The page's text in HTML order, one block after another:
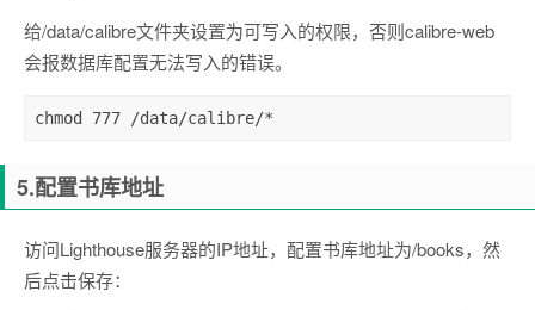
给/data/calibre文件夹设置为可写入的权限，否则calibre-web
会报数据库配置无法写入的错误。
chmod 777 /data/calibre/*
5.配置书库地址
访问Lighthouse服务器的IP地址，配置书库地址为/books，然
后点击保存：